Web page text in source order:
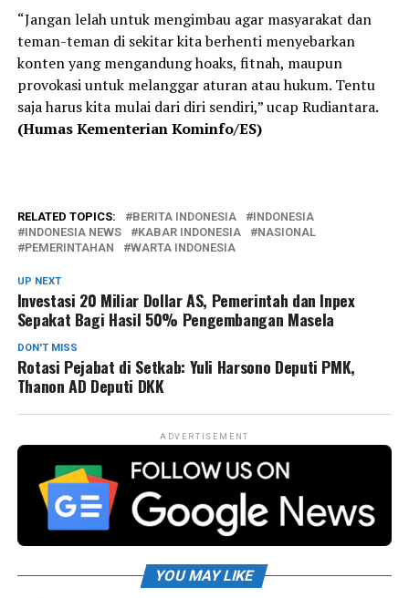
“Jangan lelah untuk mengimbau agar masyarakat dan
teman-teman di sekitar kita berhenti menyebarkan
konten yang mengandung hoaks, fitnah, maupun
provokasi untuk melanggar aturan atau hukum. Tentu
saja harus kita mulai dari diri sendiri,” ucap Rudiantara.
(Humas Kementerian Kominfo/ES)
RELATED TOPICS: BERITA INDONESIA
INDONESIA
INDONESIA NEWS
KABAR INDONESIA
NASIONAL
PEMERINTAHAN
WARTA INDONESIA
UP NEXT
Investasi 20 Miliar Dollar AS, Pemerintah dan Inpex
Sepakat Bagi Hasil 50% Pengembangan Masela
DON'T MISS
Rotasi Pejabat di Setkab: Yuli Harsono Deputi PMK,
Thanon AD Deputi DKK
ADVERTISEMENT
YOU MAY LIKE